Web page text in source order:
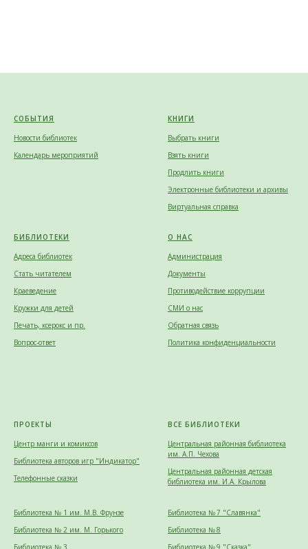
СОБЫТИЯ
Новости библиотек
Календарь мероприятий
КНИГИ
Выбрать книги
Взять книги
Продлить книги
Электронные библиотеки и архивы
Виртуальная справка
БИБЛИОТЕКИ
Адреса библиотек
Стать читателем
Краеведение
Кружки для детей
Печать, ксерокс и пр.
Вопрос-ответ
О НАС
Администрация
Документы
Противодействие коррупции
СМИ о нас
Обратная связь
Политика конфиденциальности
ПРОЕКТЫ
Центр манги и комиксов
Библиотека авторов игр "Индикатор"
Телефонные сказки
ВСЕ БИБЛИОТЕКИ
Центральная районная библиотека
им. А.П. Чехова
Центральная районная детская
библиотека им. И.А. Крылова
Библиотека № 1 им. М.В. Фрунзе
Библиотека № 2 им. М. Горького
Библиотека № 3
Библиотека № 7 "Славянка"
Библиотека № 8
Библиотека № 9 "Сказка"